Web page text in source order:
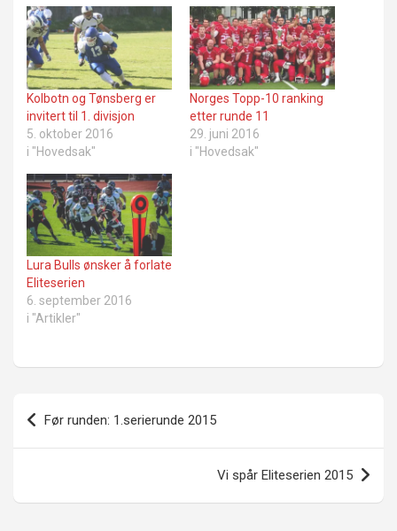
Kolbotn og Tønsberg er
invitert til 1. divisjon
5. oktober 2016
i "Hovedsak"
Norges Topp-10 ranking
etter runde 11
29. juni 2016
i "Hovedsak"
Lura Bulls ønsker å forlate
Eliteserien
6. september 2016
i "Artikler"
Innleggsnavigasjon
Før runden: 1.serierunde 2015
Vi spår Eliteserien 2015